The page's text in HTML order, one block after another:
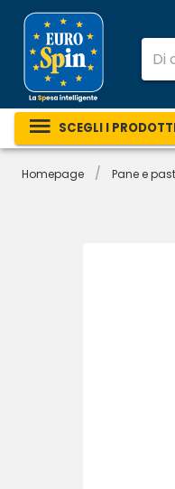
SCEGLI I
Homepage / Pane e